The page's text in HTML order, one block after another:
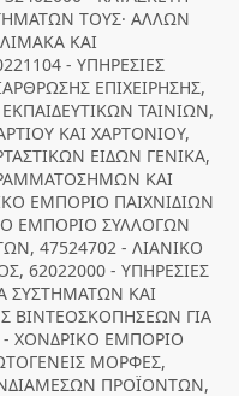
ΤΟΥΣ· ΑΛΛΩΝ
ΚΑΙ
- ΥΠΗΡΕΣΙΕΣ
ΕΠΙΧΕΙΡΗΣΗΣ,
ΤΑΙΝΙΩΝ,
ΚΑΙ ΧΑΡΤΟΝΙΟΥ,
ΕΙΔΩΝ ΓΕΝΙΚΑ,
ΚΑΙ
ΕΜΠΟΡΙΟ ΠΑΙΧΝΙΔΙΩΝ
ΕΜΠΟΡΙΟ ΣΥΛΛΟΓΩΝ
47524702 - ΛΙΑΝΙΚΟ
62022000 - ΥΠΗΡΕΣΙΕΣ
ΣΥΣΤΗΜΑΤΩΝ ΚΑΙ
ΒΙΝΤΕΟΣΚΟΠΗΣΕΩΝ ΓΙΑ
ΧΟΝΔΡΙΚΟ ΕΜΠΟΡΙΟ
ΜΟΡΦΕΣ,
ΠΡΟΪΟΝΤΩΝ,